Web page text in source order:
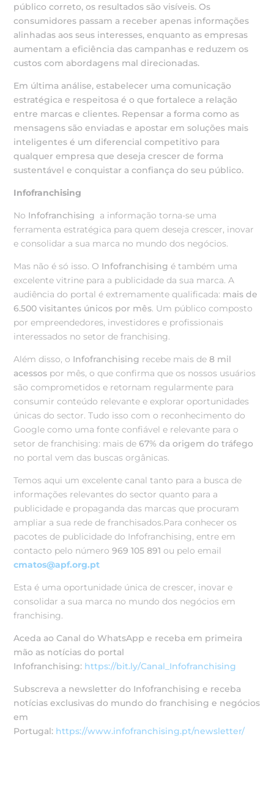
público correto, os resultados são visíveis. Os
consumidores passam a receber apenas informações
alinhadas aos seus interesses, enquanto as empresas
aumentam a eficiência das campanhas e reduzem os
custos com abordagens mal direcionadas.
Em última análise, estabelecer uma comunicação
estratégica e respeitosa é o que fortalece a relação
entre marcas e clientes. Repensar a forma como as
mensagens são enviadas e apostar em soluções mais
inteligentes é um diferencial competitivo para
qualquer empresa que deseja crescer de forma
sustentável e conquistar a confiança do seu público.
Infofranchising
No Infofranchising a informação torna-se uma
ferramenta estratégica para quem deseja crescer, inovar
e consolidar a sua marca no mundo dos negócios.
Mas não é só isso. O Infofranchising é também uma
excelente vitrine para a publicidade da sua marca. A
audiência do portal é extremamente qualificada: mais de
6.500 visitantes únicos por mês. Um público composto
por empreendedores, investidores e profissionais
interessados no setor de franchising.
Além disso, o Infofranchising recebe mais de8 mil
acessos por mês, o que confirma que os nossos usuários
são comprometidos e retornam regularmente para
consumir conteúdo relevante e explorar oportunidades
únicas do sector.Tudo isso com o reconhecimento do
Google como uma fonte confiável e relevante para o
setor de franchising: mais de67% da origem do tráfego
no portal vem das buscas orgânicas.
Temos aqui um excelente canal tanto para a busca de
informações relevantes do sector quanto para a
publicidade e propaganda das marcas que procuram
ampliar a sua rede de franchisados.Para conhecer os
pacotes de publicidade do Infofranchising, entre em
contacto pelo número969 105 891ou pelo email
cmatos@apf.org.pt
Esta é uma oportunidade única decrescer, inovar e
consolidar a sua marca no mundo dos negócios em
franchising.
Aceda ao Canal do WhatsApp e receba em primeira
mão as notícias do portal
Infofranchising: https://bit.ly/Canal_Infofranchising
Subscreva a newsletter do Infofranchising e receba
notícias exclusivas do mundo do franchising e negócios
em
Portugal: https://www.infofranchising.pt/newsletter/